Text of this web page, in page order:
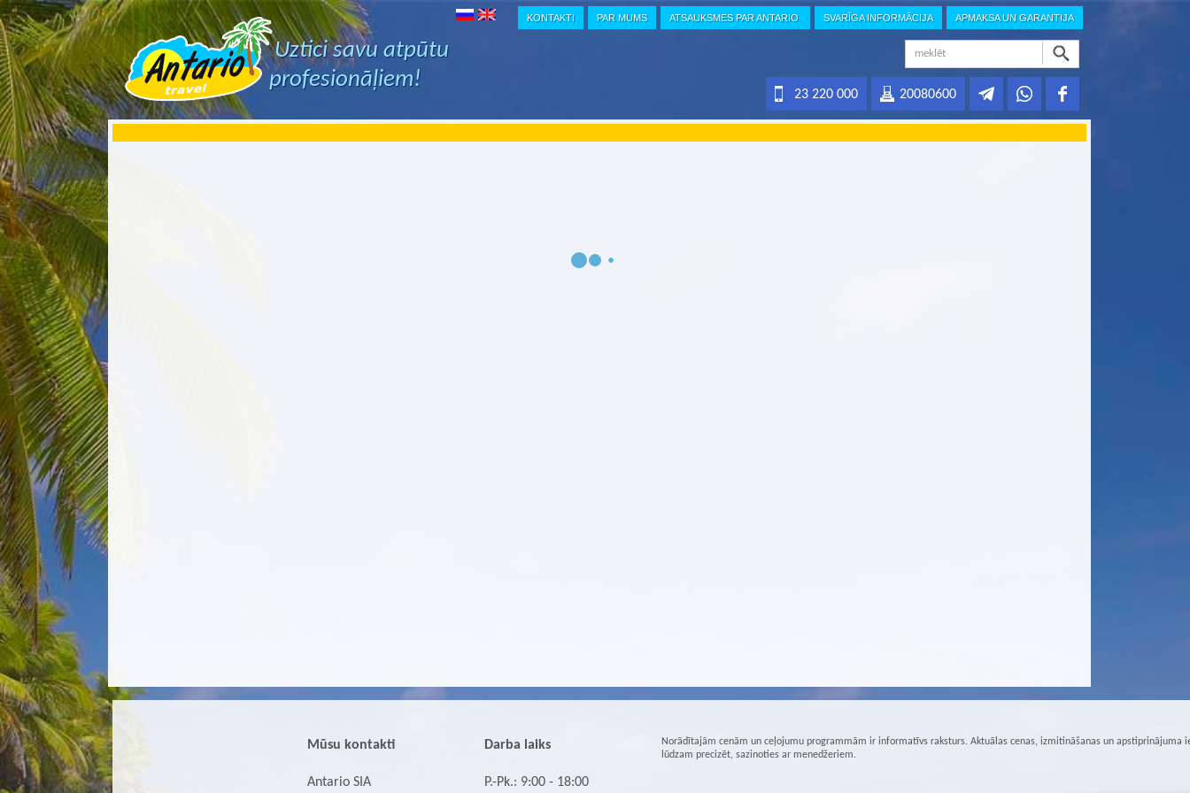
KONTAKTI PAR MUMS ATSAUKSMES PAR ANTARIO SVARĪGA INFORMĀCIJA APMAKSA UN GARANTIJA
Uztici savu atpūtu
profesionāļiem!
20080600
23 220 000
Mūsu kontakti
Antario SIA
Darba laiks
P.-Pk.: 9:00 - 18:00
Norādītajām cenām un ceļojumu programmām ir informatīvs raksturs. Aktuālas cenas, izmitināšanas un apstiprinājuma
lūdzam precizēt, sazinoties ar menedžeriem.